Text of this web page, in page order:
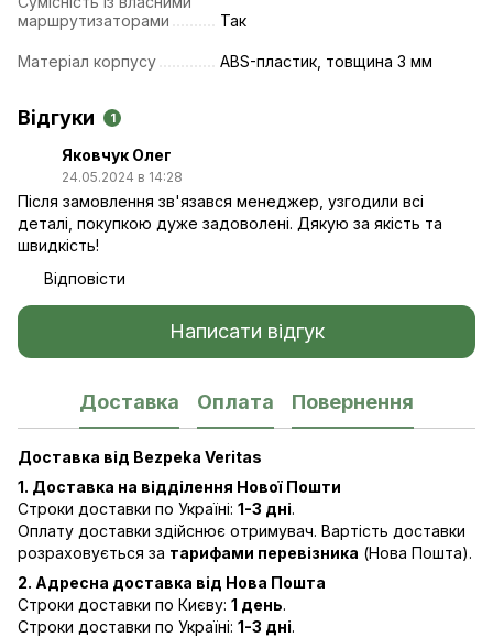
маршрутизаторами
Так
Матеріал корпусу ABS-пластик, товщина 3 мм
Відгуки 1
Яковчук Олег
24.05.2024 в 14:28
Після замовлення зв'язався менеджер, узгодили всі
деталі, покупкою дуже задоволені. Дякую за якість та
швидкість!
Відповісти
Написати відгук
Доставка Оплата Повернення
Доставка від Bezpeka Veritas
1. Доставка на відділення Нової Пошти
Строки доставки по Україні: 1-3 дні.
Оплату доставки здійснює отримувач. Вартість доставки
розраховується за тарифами перевізника (Нова Пошта).
2. Адресна доставка від Нова Пошта
Строки доставки по Києву: 1 день.
Строки доставки по Україні: 1-3 дні.